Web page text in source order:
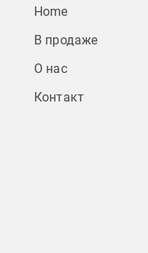
Home
В продаже
О нас
Контакт